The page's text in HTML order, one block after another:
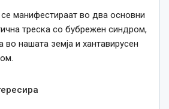
се манифестираат во два основни
треска со бубрежен синдром,
во нашата земја и хантавирусен